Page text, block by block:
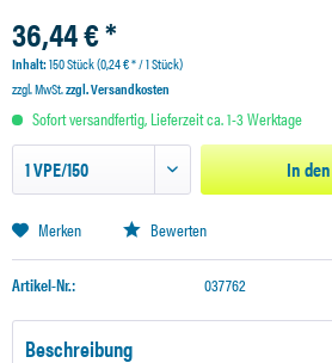
36,44 € *
Inhalt:150 Stück (0,24 € * / 1 Stück)
zzgl. MwSt.zzgl. Versandkosten
Sofort versandfertig, Lieferzeit ca. 1-3 Werktage
In den
Merken Bewerten
Artikel-Nr.: 037762
Beschreibung